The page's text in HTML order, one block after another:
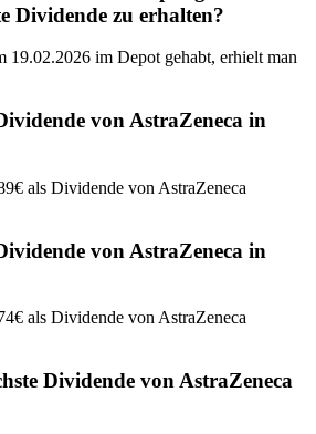
Dividende zu erhalten?
19.02.2026 im Depot gehabt, erhielt man
von AstraZeneca in
als Dividende von AstraZeneca
von AstraZeneca in
als Dividende von AstraZeneca
Dividende von AstraZeneca